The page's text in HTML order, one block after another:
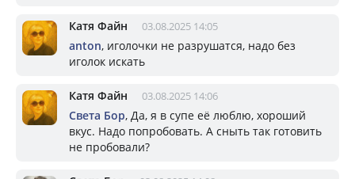
Катя Файн 03.08.2025 14:05
anton, иголочки не разрушатся, надо без
иголок искать
Катя Файн 03.08.2025 14:06
Света Бор, Да, я в супе её люблю, хороший
вкус. Надо попробовать. А сныть так готовить
не пробовали?